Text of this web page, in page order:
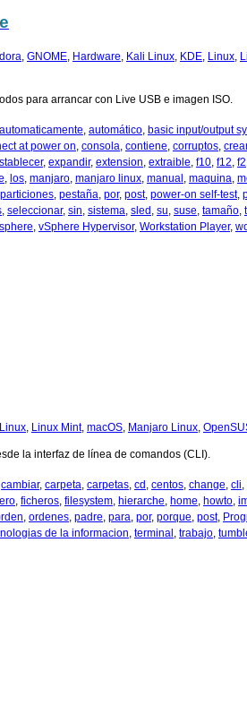
, GNOME, Hardware, Kali Linux, KDE, Linux,
para arrancar con Live USB e imagen ISO.
automaticamente, automático, basic input/output
at power on, consola, contiene, corruptos, crear
, expandir, extension, extraible, f10, f12, f2
, los, manjaro, manjaro linux, manual , maquina,
particiones, pestaña, por, post, power-on self-test,
, seleccionar, sin, sistema, sled , su, suse, tamaño,
, vSphere Hypervisor, Workstation Player,
Linux, Linux Mint, macOS, Manjaro Linux,
la interfaz de línea de comandos (CLI).
cambiar, carpeta, carpetas, cd , centos, change, cli,
, ficheros, filesystem, hierarche, home, howto,
, ordenes, padre, para, por, porque, post,
de la informacion, terminal , trabajo,